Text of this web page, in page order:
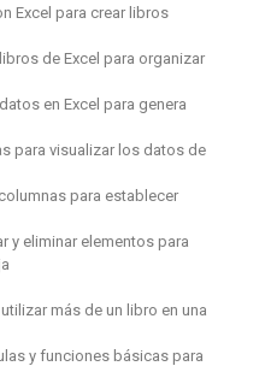
Excel para crear libros
de Excel para organizar
en Excel para genera
para visualizar los datos de
para establecer
y eliminar elementos para
más de un libro en una
y funciones básicas para